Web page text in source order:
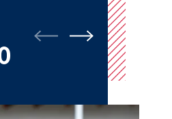
Tournament 2026